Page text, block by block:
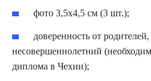
фото 3,5х4,5 см (3 шт.);
доверенность от
несовершеннолетний
диплома в Чехии);